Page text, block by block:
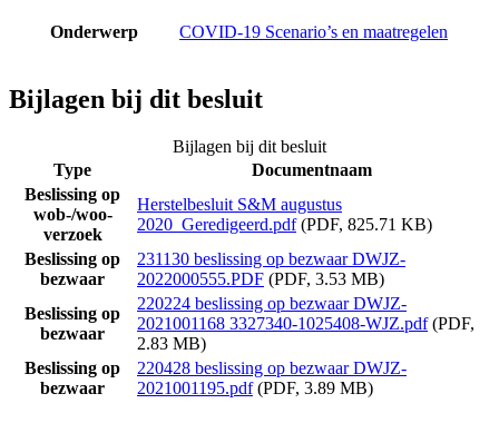
Onderwerp COVID-19 Scenario’s en maatregelen
Bijlagen bij dit besluit
Bijlagen bij dit besluit
Type
Documentnaam
Beslissing op
wob-/woo-
verzoek
Herstelbesluit S&M augustus
2020_Geredigeerd.pdf(PDF, 825.71 KB)
Beslissing op
bezwaar
231130 beslissing op bezwaar DWJZ-
2022000555.PDF (PDF, 3.53 MB)
Beslissing op
bezwaar
220224 beslissing op bezwaar DWJZ-
2021001168 3327340-1025408-WJZ.pdf(PDF,
2.83 MB)
Beslissing op
bezwaar
220428 beslissing op bezwaar DWJZ-
2021001195.pdf(PDF, 3.89 MB)